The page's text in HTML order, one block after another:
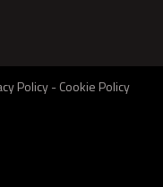
Policy-Cookie Policy